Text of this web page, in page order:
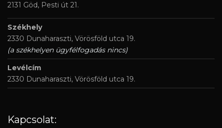
2131 Göd, Pesti út 21.
Székhely
2330 Dunaharaszti, Vörösföld utca 19.
(a székhelyen ügyfélfogadás nincs)
Levélcím
2330 Dunaharaszti, Vörösföld utca 19.
Kapcsolat: